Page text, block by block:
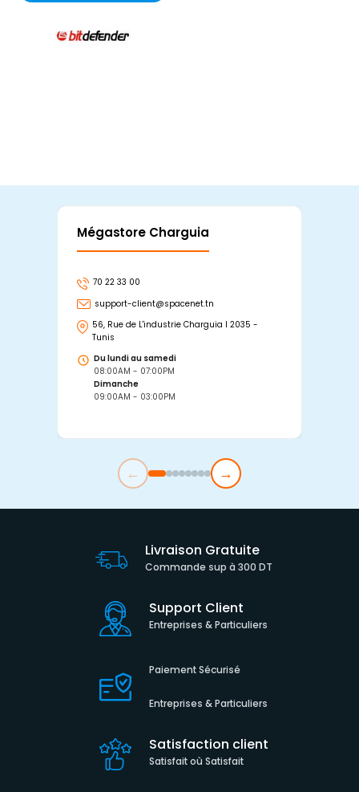
Mégastore Charguia
70 22 33 00
support-client@spacenet.tn
56, Rue de L'industrie Charguia I 2035 -
Tunis
Du lundi au samedi
08:00AM - 07:00PM
Dimanche
09:00AM - 03:00PM
← →
Livraison Gratuite
Commande sup à 300 DT
Support Client
Entreprises & Particuliers
Paiement Sécurisé
Entreprises & Particuliers
Satisfaction client
Satisfait où Satisfait